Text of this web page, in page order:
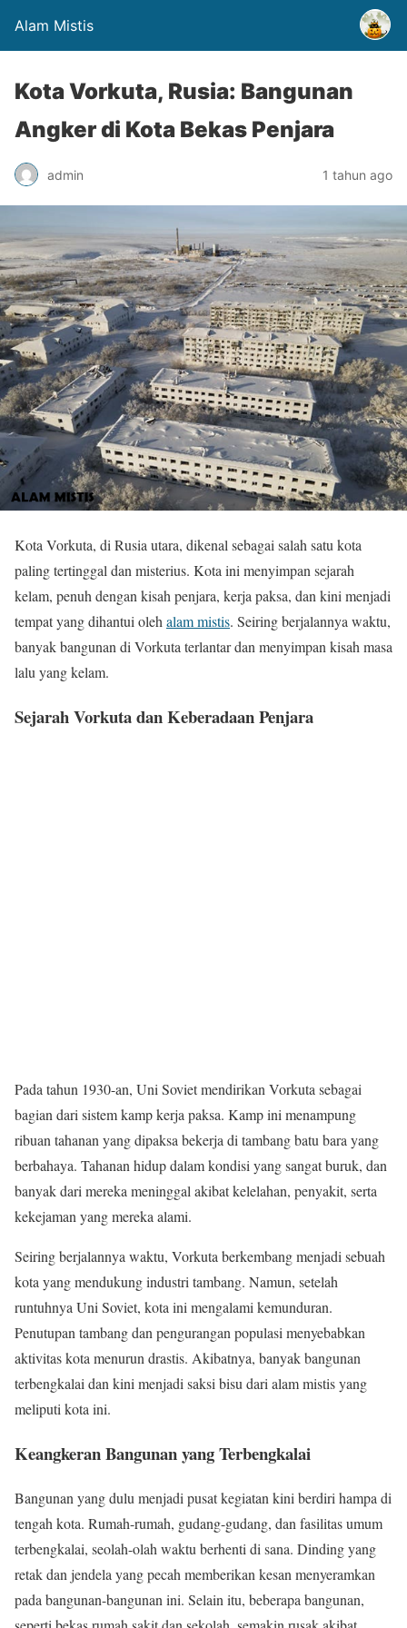
Alam Mistis
Kota Vorkuta, Rusia: Bangunan
Angker di Kota Bekas Penjara
admin 1 tahun ago
Kota Vorkuta, di Rusia utara, dikenal sebagai salah satu kota
paling tertinggal dan misterius. Kota ini menyimpan sejarah
kelam, penuh dengan kisah penjara, kerja paksa, dan kini menjadi
tempat yang dihantui oleh alam mistis. Seiring berjalannya waktu,
banyak bangunan di Vorkuta terlantar dan menyimpan kisah masa
lalu yang kelam.
Sejarah Vorkuta dan Keberadaan Penjara
Pada tahun 1930-an, Uni Soviet mendirikan Vorkuta sebagai
bagian dari sistem kamp kerja paksa. Kamp ini menampung
ribuan tahanan yang dipaksa bekerja di tambang batu bara yang
berbahaya. Tahanan hidup dalam kondisi yang sangat buruk, dan
banyak dari mereka meninggal akibat kelelahan, penyakit, serta
kekejaman yang mereka alami.
Seiring berjalannya waktu, Vorkuta berkembang menjadi sebuah
kota yang mendukung industri tambang. Namun, setelah
runtuhnya Uni Soviet, kota ini mengalami kemunduran.
Penutupan tambang dan pengurangan populasi menyebabkan
aktivitas kota menurun drastis. Akibatnya, banyak bangunan
terbengkalai dan kini menjadi saksi bisu dari alam mistis yang
meliputi kota ini.
Keangkeran Bangunan yang Terbengkalai
Bangunan yang dulu menjadi pusat kegiatan kini berdiri hampa di
tengah kota. Rumah-rumah, gudang-gudang, dan fasilitas umum
terbengkalai, seolah-olah waktu berhenti di sana. Dinding yang
retak dan jendela yang pecah memberikan kesan menyeramkan
pada bangunan-bangunan ini. Selain itu, beberapa bangunan,